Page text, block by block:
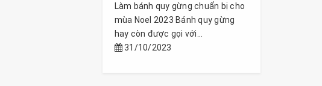
Làm bánh quy gừng chuẩn bị cho
mùa Noel 2023 Bánh quy gừng
hay còn được gọi với...
31/10/2023